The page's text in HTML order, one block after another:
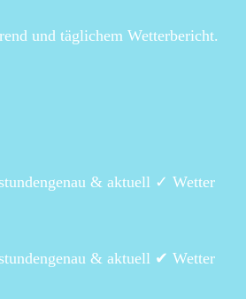
und täglichem Wetterbericht.
& aktuell ✓ Wetter
& aktuell ✔ Wetter